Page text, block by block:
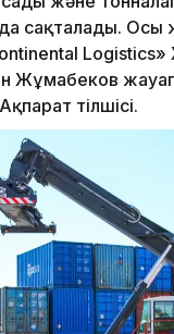
сақталады. Осы
Жұмабеков
тілшісі.